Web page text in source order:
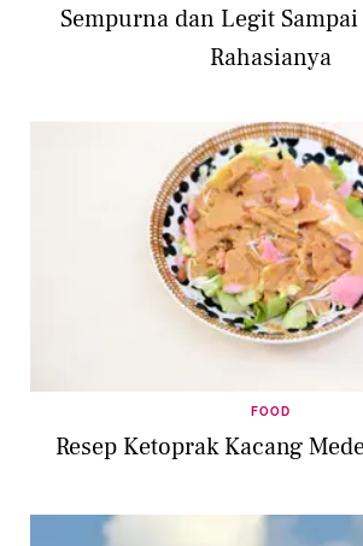
Sempurna dan Legit
Rahasianya
FOOD
Resep Ketoprak Kacang